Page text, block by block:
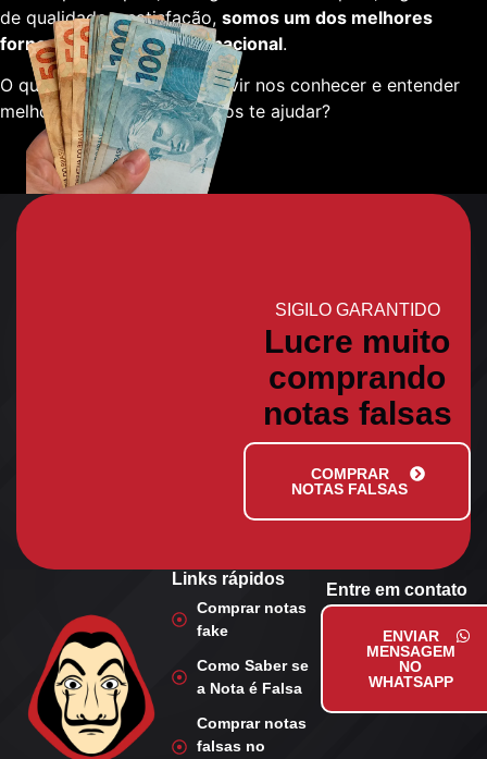
de qualidade e satisfação, somos um dos melhores
fornecedores em escala nacional.
O que está esperando para vir nos conhecer e entender
melhor sobre como podemos te ajudar?
SIGILO GARANTIDO
Lucre muito
comprando
notas falsas
COMPRAR
NOTAS FALSAS
Links rápidos
Comprar notas
fake
Como Saber se
a Nota é Falsa
Comprar notas
falsas no
Entre em contato
ENVIAR
MENSAGEM
NO
WHATSAPP